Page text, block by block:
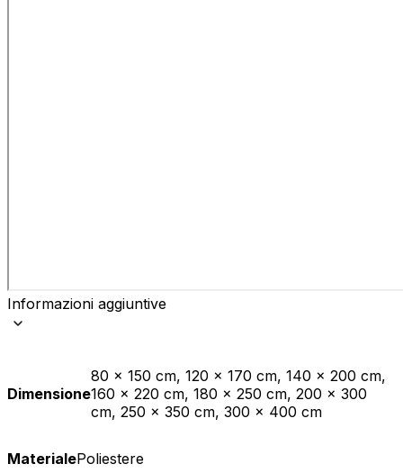
Informazioni aggiuntive
Dimensione
80 x 150 cm, 120 x 170 cm, 140 x 200 cm,
160 x 220 cm, 180 x 250 cm, 200 x 300
cm, 250 x 350 cm, 300 x 400 cm
MaterialePoliestere